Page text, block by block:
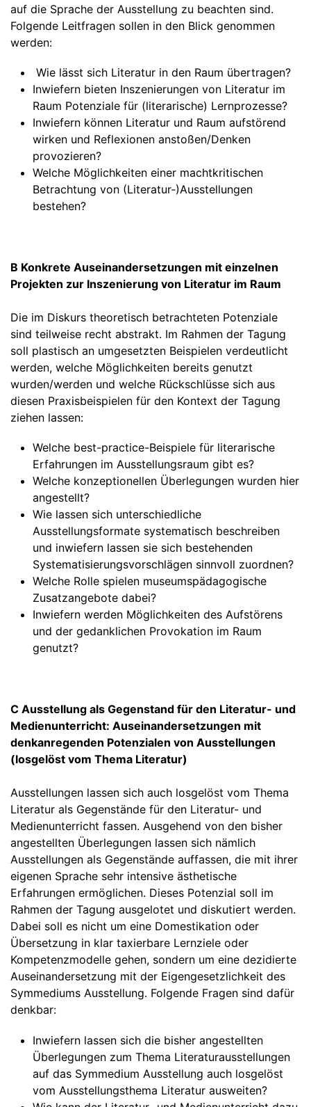
auf die Sprache der Ausstellung zu beachten sind.
Folgende Leitfragen sollen in den Blick genommen
werden:
Wie lässt sich Literatur in den Raum übertragen?
Inwiefern bieten Inszenierungen von Literatur im
Raum Potenziale für (literarische) Lernprozesse?
Inwiefern können Literatur und Raum aufstörend
wirken und Reflexionen anstoßen/Denken
provozieren?
Welche Möglichkeiten einer machtkritischen
Betrachtung von (Literatur‑)Ausstellungen
bestehen?
B Konkrete Auseinandersetzungen mit einzelnen
Projekten zur Inszenierung von Literatur im Raum
Die im Diskurs theoretisch betrachteten Potenziale
sind teilweise recht abstrakt. Im Rahmen der Tagung
soll plastisch an umgesetzten Beispielen verdeutlicht
werden, welche Möglichkeiten bereits genutzt
wurden/werden und welche Rückschlüsse sich aus
diesen Praxisbeispielen für den Kontext der Tagung
ziehen lassen:
Welche best-practice-Beispiele für literarische
Erfahrungen im Ausstellungsraum gibt es?
Welche konzeptionellen Überlegungen wurden hier
angestellt?
Wie lassen sich unterschiedliche
Ausstellungsformate systematisch beschreiben
und inwiefern lassen sie sich bestehenden
Systematisierungsvorschlägen sinnvoll zuordnen?
Welche Rolle spielen museumspädagogische
Zusatzangebote dabei?
Inwiefern werden Möglichkeiten des Aufstörens
und der gedanklichen Provokation im Raum
genutzt?
C Ausstellung als Gegenstand für den Literatur- und
Medienunterricht: Auseinandersetzungen mit
denkanregenden Potenzialen von Ausstellungen
(losgelöst vom Thema Literatur)
Ausstellungen lassen sich auch losgelöst vom Thema
Literatur als Gegenstände für den Literatur- und
Medienunterricht fassen. Ausgehend von den bisher
angestellten Überlegungen lassen sich nämlich
Ausstellungen als Gegenstände auffassen, die mit ihrer
eigenen Sprache sehr intensive ästhetische
Erfahrungen ermöglichen. Dieses Potenzial soll im
Rahmen der Tagung ausgelotet und diskutiert werden.
Dabei soll es nicht um eine Domestikation oder
Übersetzung in klar taxierbare Lernziele oder
Kompetenzmodelle gehen, sondern um eine dezidierte
Auseinandersetzung mit der Eigengesetzlichkeit des
Symmediums Ausstellung. Folgende Fragen sind dafür
denkbar:
Inwiefern lassen sich die bisher angestellten
Überlegungen zum Thema Literaturausstellungen
auf das Symmedium Ausstellung auch losgelöst
vom Ausstellungsthema Literatur ausweiten?